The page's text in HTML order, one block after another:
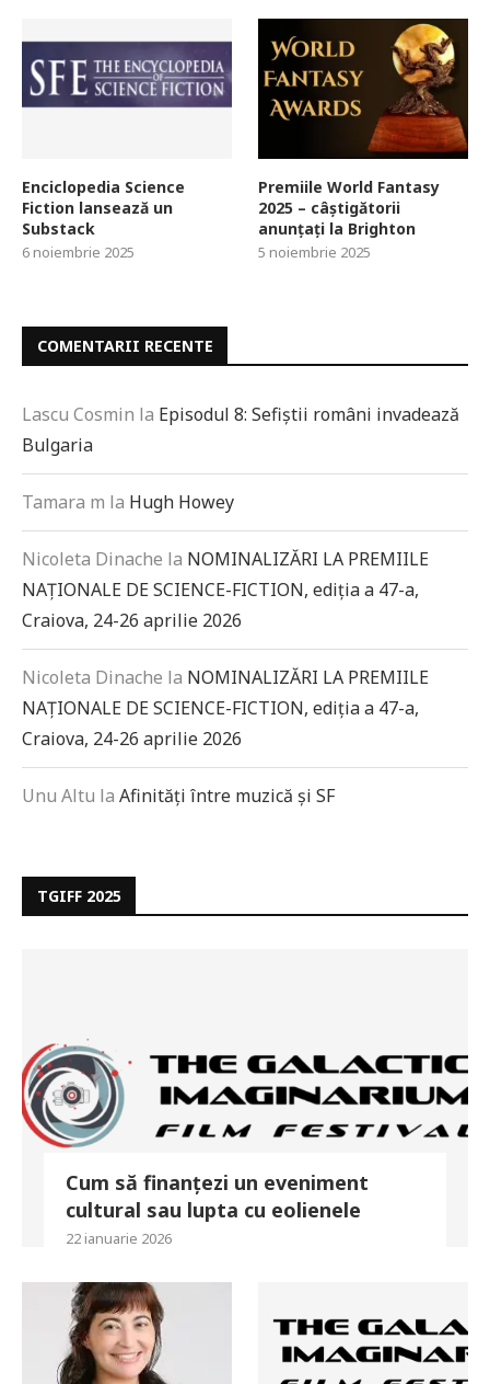
Enciclopedia Science
Fiction lansează un
Substack
6 noiembrie 2025
Premiile World Fantasy
2025 – câștigătorii
anunțați la Brighton
5 noiembrie 2025
COMENTARII RECENTE
Lascu Cosmin la Episodul 8: Sefiștii români invadează
Bulgaria
Tamara m la Hugh Howey
Nicoleta Dinache la NOMINALIZĂRI LA PREMIILE
NAȚIONALE DE SCIENCE-FICTION, ediția a 47-a,
Craiova, 24-26 aprilie 2026
Nicoleta Dinache la NOMINALIZĂRI LA PREMIILE
NAȚIONALE DE SCIENCE-FICTION, ediția a 47-a,
Craiova, 24-26 aprilie 2026
Unu Altu la Afinități între muzică și SF
TGIFF 2025
Cum să finanțezi un eveniment
cultural sau lupta cu eolienele
22 ianuarie 2026